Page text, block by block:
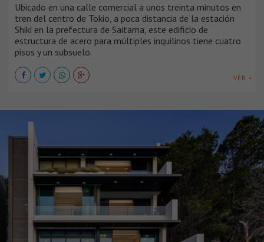
Ubicado en una calle comercial a unos treinta minutos en
tren del centro de Tokio, a poca distancia de la estación
Shiki en la prefectura de Saitama, este edificio de
estructura de acero para múltiples inquilinos tiene cuatro
pisos y un subsuelo.
VER +